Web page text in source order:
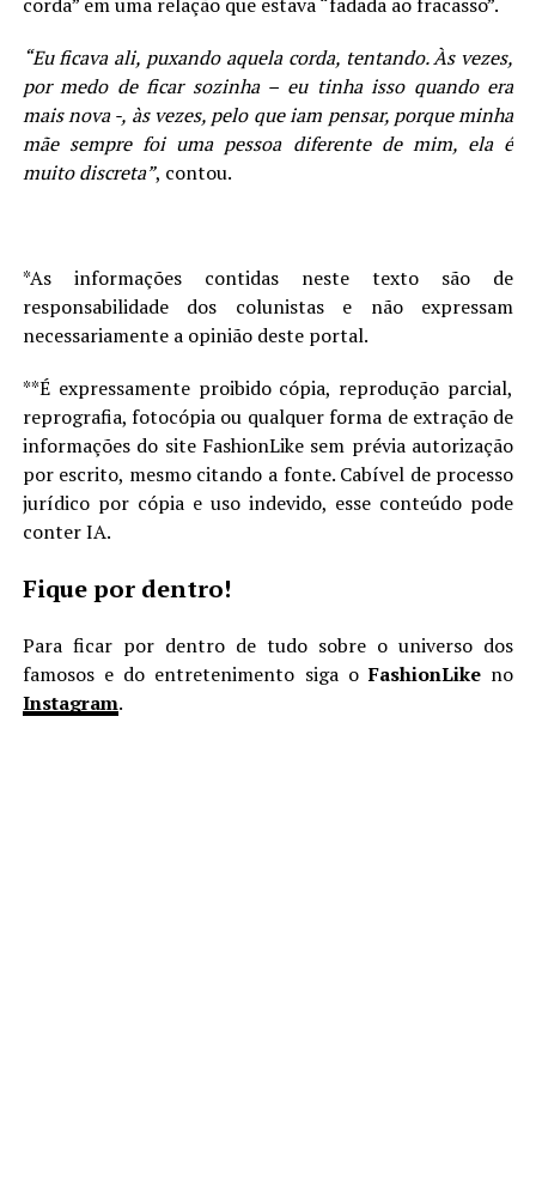
“Eu ficava ali, puxando aquela corda, tentando. Às vezes,
por medo de ficar sozinha – eu tinha isso quando era
mais nova -, às vezes, pelo que iam pensar, porque minha
mãe sempre foi uma pessoa diferente de mim, ela é
muito discreta”, contou.
*As informações contidas neste texto são de
responsabilidade dos colunistas e não expressam
necessariamente a opinião deste portal.
**É expressamente proibido cópia, reprodução parcial,
reprografia, fotocópia ou qualquer forma de extração de
informações do site FashionLike sem prévia autorização
por escrito, mesmo citando a fonte. Cabível de processo
jurídico por cópia e uso indevido, esse conteúdo pode
conter IA.
Fique por dentro!
Para ficar por dentro de tudo sobre o universo dos
famosos e do entretenimento siga oFashionLike no
Instagram.